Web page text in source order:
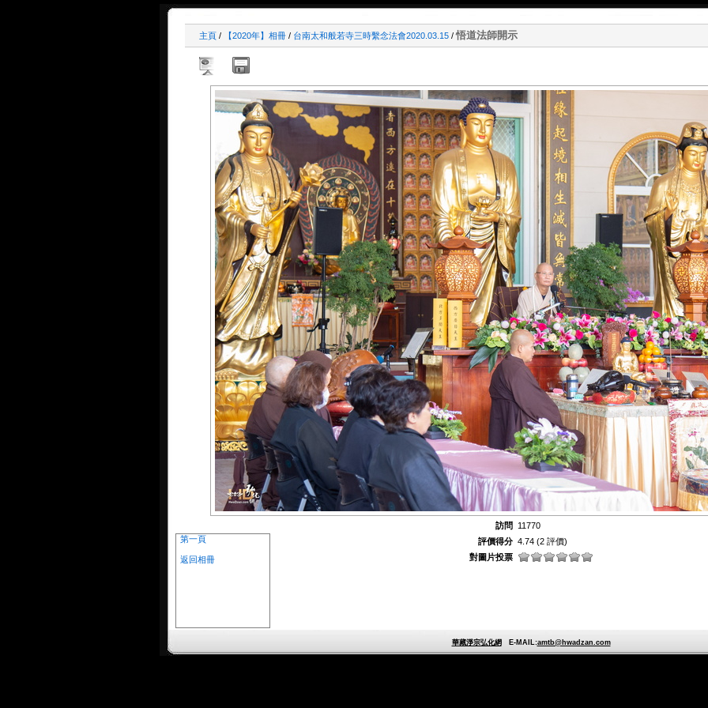
主頁 / 【2020年】相冊 / 台南太和般若寺三時繫念法會2020.03.15 /悟道法師開示
第一頁
返回相冊
訪問
11770
評價得分 4.74 (2 評價)
對圖片投票
華藏淨宗弘化網E-MAIL:amtb@hwadzan.com